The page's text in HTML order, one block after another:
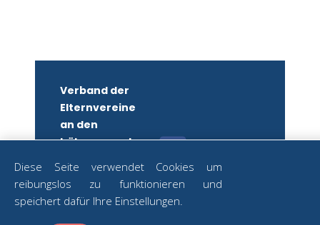
Verband der
Elternvereine
an den
höheren und
Diese Seite verwendet Cookies um
reibungslos zu funktionieren und
speichert dafür Ihre Einstellungen.